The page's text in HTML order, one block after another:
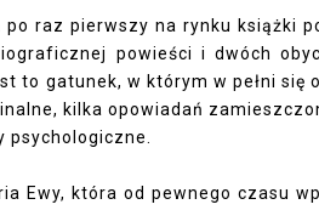
raz pierwszy na rynku książki
powieści i dwóch
to gatunek, w którym w pełni się
kilka opowiadań
Ewy, która od pewnego czasu